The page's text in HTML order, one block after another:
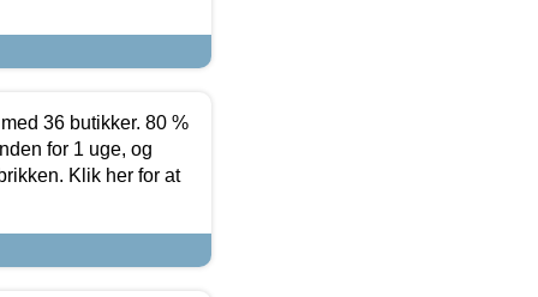
36 butikker. 80 %
for 1 uge, og
Klik her for at